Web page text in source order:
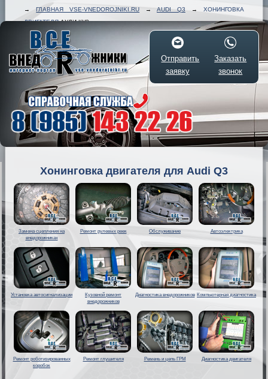
→ГЛАВНАЯ VSE-VNEDOROJNIKI.RU → AUDI Q3→ ХОНИНГОВКА
ДВИГАТЕЛЯАУДИ КУ3
Отправить
заявку
Заказать
звонок
Хонинговка двигателя для Audi Q3
Замена сцепления на
внедорожниках
Ремонт рулевых реек Обслуживание Автоэлектрика
Установка автосигнализации
Кузовной ремонт
внедорожников
Диагностика внедорожников Компьютерная диагностика
Ремонт роботизированных
коробок
Ремонт глушителя Ремень и цепь ГРМ Диагностика двигателя